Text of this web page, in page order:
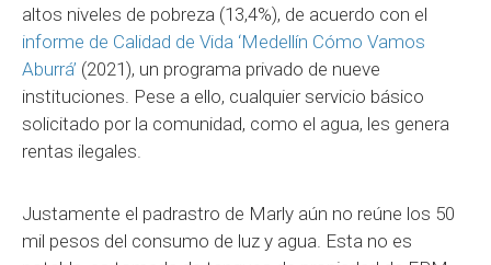
altos niveles de pobreza (13,4%), de acuerdo con el
informe de Calidad de Vida ‘Medellín Cómo Vamos
Aburrá’ (2021), un programa privado de nueve
instituciones. Pese a ello, cualquier servicio básico
solicitado por la comunidad, como el agua, les genera
rentas ilegales.
Justamente el padrastro de Marly aún no reúne los 50
mil pesos del consumo de luz y agua. Esta no es